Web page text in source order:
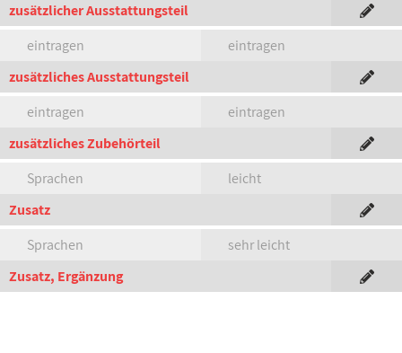
zusätzlicher Ausstattungsteil
eintragen
eintragen
zusätzliches Ausstattungsteil
eintragen
eintragen
zusätzliches Zubehörteil
Sprachen
leicht
Zusatz
Sprachen
sehr leicht
Zusatz, Ergänzung